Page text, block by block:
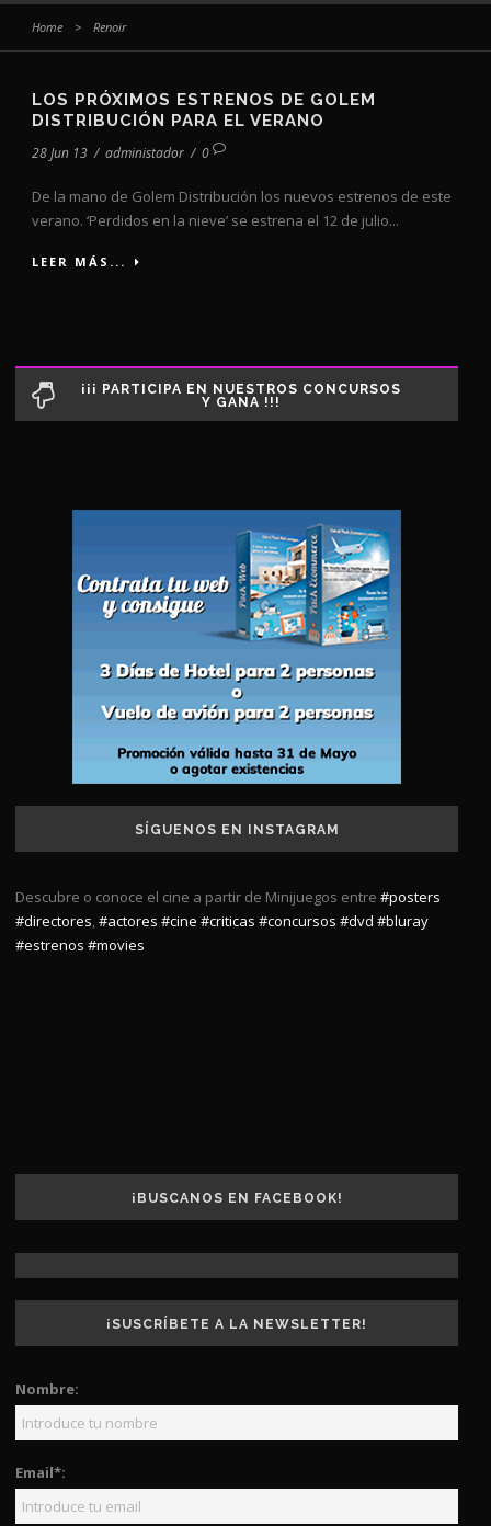
Home > Renoir
LOS PRÓXIMOS ESTRENOS DE GOLEM
DISTRIBUCIÓN PARA EL VERANO
28 Jun 13 / administador / 0
De la mano de Golem Distribución los nuevos estrenos de este
verano. ‘Perdidos en la nieve’ se estrena el 12 de julio...
LEER MÁS...
¡¡¡ PARTICIPA EN NUESTROS CONCURSOS
Y GANA !!!
SÍGUENOS EN INSTAGRAM
Descubre o conoce el cine a partir de Minijuegos entre #posters
#directores,#actores #cine #criticas #concursos #dvd #bluray
#estrenos #movies
¡BUSCANOS EN FACEBOOK!
¡SUSCRÍBETE A LA NEWSLETTER!
Nombre:
Email*: